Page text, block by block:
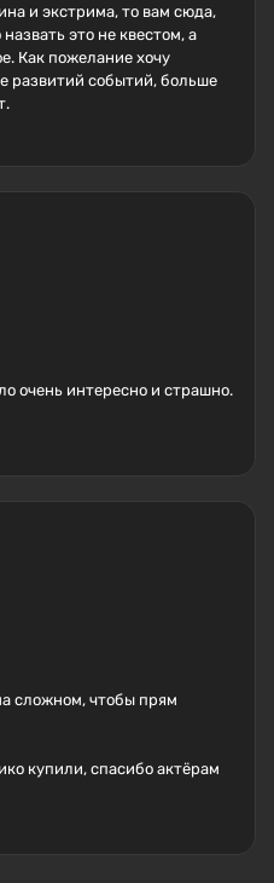
и экстрима, то вам сюда,
это не квестом, а
Как пожелание хочу
развитий событий, больше
очень интересно и страшно.
сложном, чтобы прям
купили, спасибо актёрам